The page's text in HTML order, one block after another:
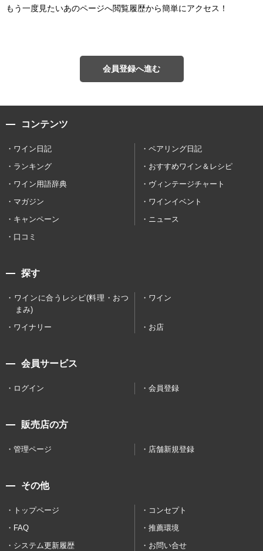
もう一度見たいあのページへ閲覧履歴から簡単にアクセス！
会員登録へ進む
コンテンツ
ワイン日記
ペアリング日記
ランキング
おすすめワイン＆レシピ
ワイン用語辞典
ヴィンテージチャート
マガジン
ワインイベント
キャンペーン
ニュース
口コミ
探す
ワインに合うレシピ(料理・おつ
まみ)
ワイン
ワイナリー お店
会員サービス
ログイン 会員登録
販売店の方
管理ページ 店舗新規登録
その他
トップページ
コンセプト
FAQ
推薦環境
システム更新履歴
お問い合せ